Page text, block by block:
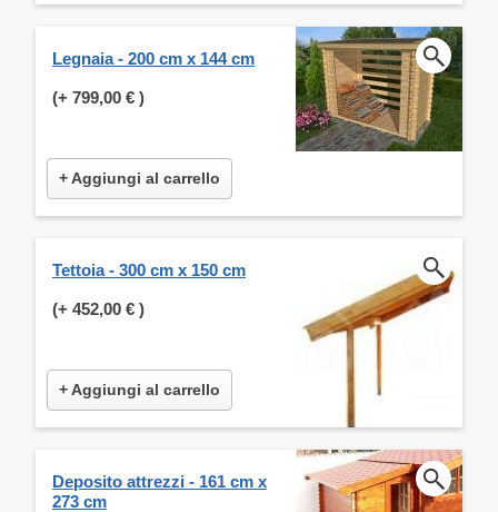
Legnaia - 200 cm x 144 cm
(+ 799,00 € )
+ Aggiungi al carrello
Tettoia - 300 cm x 150 cm
(+ 452,00 € )
+ Aggiungi al carrello
Deposito attrezzi - 161 cm x
273 cm